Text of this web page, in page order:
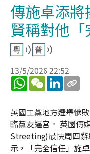
傳施卓添將
賢稱對他「
13/5/2026 22:52
WhatsApp
WeChatLinkedIn
英國工黨地方選舉慘
臨黨友逼宮。 英國傳
Streeting)最快周四辭
示，「完全信任」施卓